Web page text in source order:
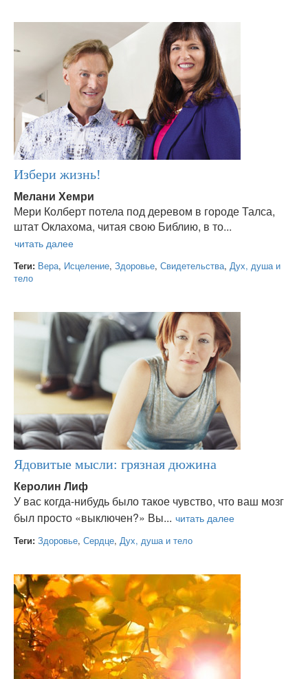
Избери жизнь!
Мелани Хемри
Мери Колберт потела под деревом в городе Талса,
штат Оклахома, читая свою Библию, в то...
Теги: Вера, Исцеление, Здоровье, Свидетельства, Дух, душа и
тело
Ядовитые мысли: грязная дюжина
Керолин Лиф
У вас когда-нибудь было такое чувство, что ваш мозг
был просто «выключен?» Вы...
Теги: Здоровье, Сердце, Дух, душа и тело